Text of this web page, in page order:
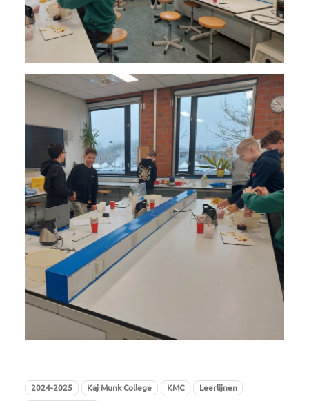
2024-2025 Kaj Munk College KMC Leerlijnen